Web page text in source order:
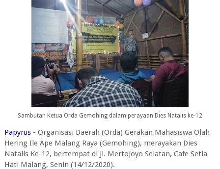
Sambutan Ketua Orda Gemohing dalam perayaan Dies Natalis ke-12
Papyrus- Organisasi Daerah (Orda) Gerakan Mahasiswa Olah
Hering Ile Ape Malang Raya (Gemohing), merayakan Dies
Natalis Ke-12, bertempat di Jl. Mertojoyo Selatan, Cafe Setia
Hati Malang, Senin (14/12/2020).